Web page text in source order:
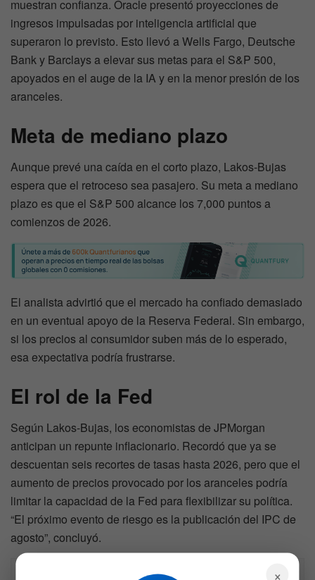
muestran confianza. Oracle presentó proyecciones de
ingresos impulsadas por inteligencia artificial que
superaron lo previsto. Esto llevó a Wells Fargo, Deutsche
Bank y Barclays a elevar sus metas para el S&P 500,
apoyados en el auge de la IA y en la menor presión de los
aranceles.
Meta de mediano plazo
Aunque prevé una caída en el corto plazo, Lakos-Bujas
espera que el retroceso sea pasajero. Su meta a mediano
plazo es que el S&P 500 alcance los 7,000 puntos a
comienzos de 2026.
El analista advirtió que el mercado ha confiado demasiado
en un eventual apoyo de la Reserva Federal. Sin embargo,
si los precios al consumidor suben más de lo esperado,
esa expectativa podría frustrarse.
El rol de la Fed
Según Lakos-Bujas, los economistas de JPMorgan
anticipan un repunte inflacionario. Recordó que ya se
descuentan seis recortes de tasas hasta 2026, pero que el
aumento de precios provocado por los aranceles podría
limitar la capacidad de la Fed para flexibilizar su política.
“El próximo evento de riesgo es la publicación del IPC de
agosto”, concluyó.
Descargo de responsabilidad: Toda la información
×